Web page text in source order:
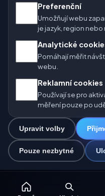
🇩🇪🇦🇹🇨🇭 Německo
🌎 Latinská
🇮🇳 Jižní a jihovýchodní Asie
Provozovatel: Spolek
© 2026 Počasí Online ·
Meteo.
Preferenční
Umožňují webu
je jazyk, region
Analytické
Pomáhají měřit
webu.
Reklamní cookies
Používají se pro
měření pouze po
Upravit volby
Pouze nezbytné